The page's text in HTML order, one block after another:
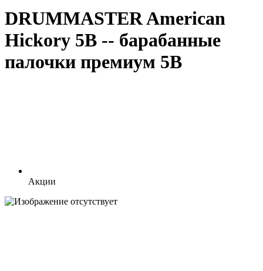
DRUMMASTER American
Hickory 5B -- барабанные
палочки премиум 5B
Акции